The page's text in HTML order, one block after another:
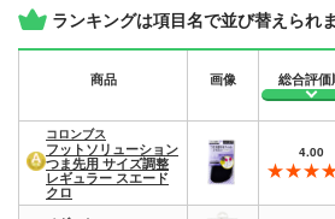
ランキングは項目名で並び替えられ
商品 画像 総合評価
コロンブス
フットソリューション
つま先用 サイズ調整
レギュラー スエード
クロ
4.00